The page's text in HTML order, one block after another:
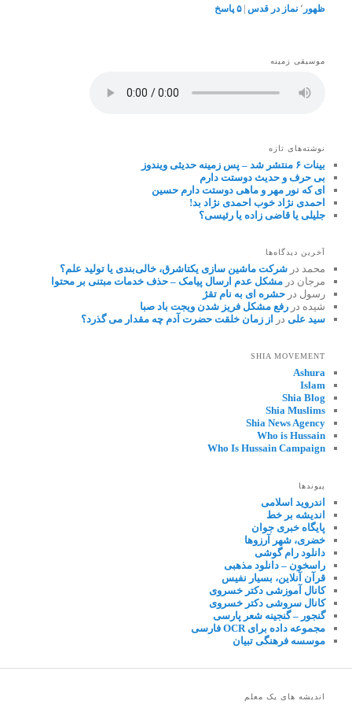
ظهور ٬ نماز در قدس |۵ پاسخ
موسیقی زمینه
نوشته‌های تازه
بینات ۶ منتشر شد – پس زمینه حدیثی ویندوز
بی حرف و حدیث دوستت دارم
ای که نور مهر و ماهی دوستت دارم حسین
احمدی نژاد خوب احمدی نژاد بد!
جلیلی یا قاضی زاده یا رئیسی؟
آخرین دیدگاه‌ها
محمد درشرکت ماشین سازی یکتاشرق، خالی‌بندی یا تولید علم؟
مرجان درمشکل عدم ارسال پیامک – حذف خدمات مبتنی بر محتوا
رسول درحشره ای به نام تقژ
شیده دررفع مشکل فریز شدن ویجت باد صبا
سید علی در از زمان خلقت حضرت آدم چه مقدار می گذرد؟
SHIA MOVEMENT
Ashura
Islam
Shia Blog
Shia Muslims
Shia News Agency
Who is Hussain
Who Is Hussain Campaign
پیوندها
اندروید اسلامی
اندیشه بر خط
پایگاه خبری جوان
خضری، شهر آرزوها
دانلود رام گوشی
راسخون – دانلود مذهبی
قرآن آنلاین، بسیار نفیس
کانال آموزشی دکتر خسروی
کانال سروشی دکتر خسروی
گنجور – گنجینه شعر پارسی
مجموعه داده برای OCR فارسی
موسسه فرهنگی تبیان
اندیشه های یک معلم